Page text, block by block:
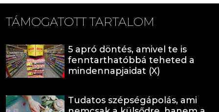
TÁMOGATOTT TARTALOM
5 apró döntés, amivel te is
fenntarthatóbbá teheted a
mindennapjaidat (X)
Tudatos szépségápolás, ami